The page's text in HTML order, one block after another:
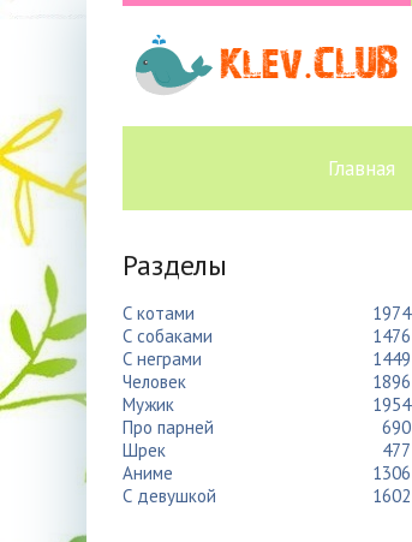
Главная
Разделы
С котами
1974
С собаками
1476
С неграми
1449
Человек
1896
Мужик
1954
Про парней
690
Шрек
477
Аниме
1306
С девушкой
1602